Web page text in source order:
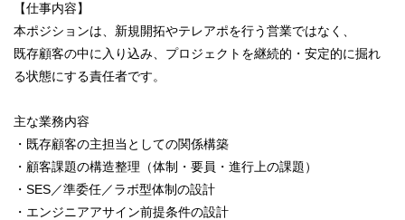
【仕事内容】
本ポジションは、新規開拓やテレアポを行う営業ではなく、
既存顧客の中に入り込み、プロジェクトを継続的・安定的に掘れ
る状態にする責任者です。
主な業務内容
・既存顧客の主担当としての関係構築
・顧客課題の構造整理（体制・要員・進行上の課題）
・SES／準委任／ラボ型体制の設計
・エンジニアアサイン前提条件の設計